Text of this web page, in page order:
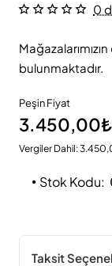
bulunmaktadır.
0
Peşin Fiyat
3.450,00₺
Vergiler Dahil:
Stok Kodu:
Taksit